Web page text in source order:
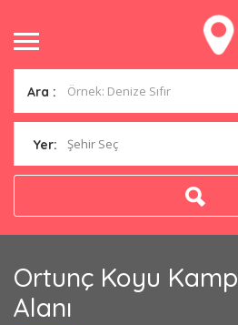
Ara :
Yer: Şehir Seç
Ortunç Koyu Kamp
Alanı